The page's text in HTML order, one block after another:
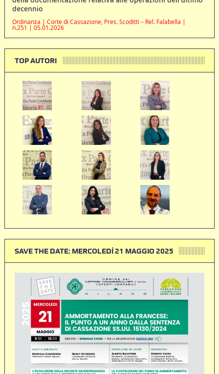
decennio
Ordinanza | Corte di Cassazione, Pres. Scoditti – Rel. Falabella |
n.251 | 05.01.2026
TOP AUTORI
SAVE THE DATE: MERCOLEDÌ 21 MAGGIO 2025